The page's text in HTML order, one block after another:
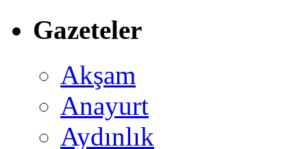
Gazeteler
Akşam
Anayurt
Aydınlık